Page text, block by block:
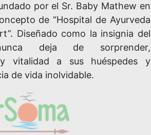
por el Sr. Baby Mathew en
de “Hospital de Ayurveda
Diseñado como la insignia del
deja de sorprender,
vitalidad a sus huéspedes y
de vida inolvidable.